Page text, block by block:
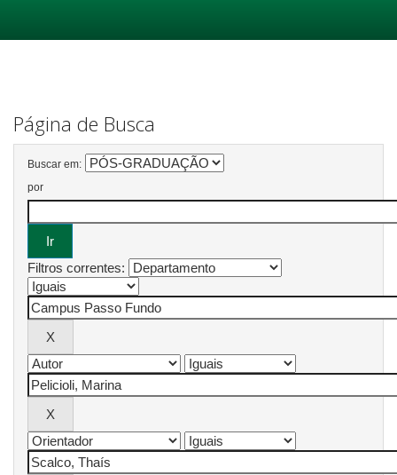
Página de Busca
Buscar em:
por
Filtros correntes: